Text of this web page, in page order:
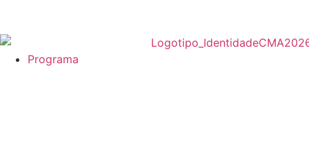
Programa